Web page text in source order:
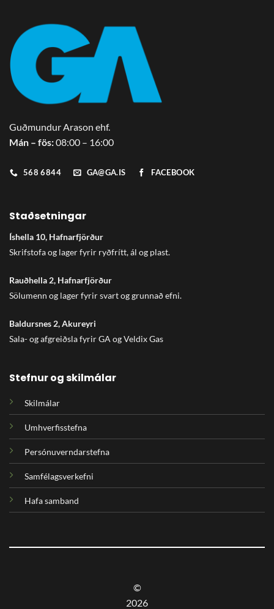
Guðmundur Arason ehf.
Mán – fös:08:00 – 16:00
568 6844 GA@GA.IS FACEBOOK
Staðsetningar
Íshella 10, Hafnarfjörður
Skrifstofa og lager fyrir ryðfrítt, ál og plast.
Rauðhella 2, Hafnarfjörður
Sölumenn og lager fyrir svart og grunnað efni.
Baldursnes 2, Akureyri
Sala- og afgreiðsla fyrir GA og Veldix Gas
Stefnur og skilmálar
Skilmálar
Umhverfisstefna
Persónuverndarstefna
Samfélagsverkefni
Hafa samband
©
2026